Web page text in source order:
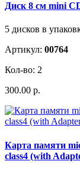
Диск 8 см mini
5 дисков в
Артикул: 00764
Кол-во: 2
300.00 р.
Карта памяти
class4 (with